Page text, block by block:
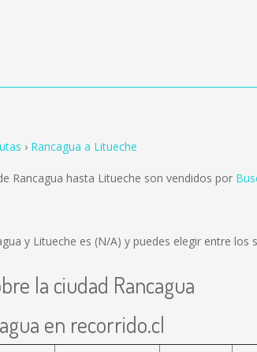
Rancagua a Litueche
Rancagua hasta Litueche son vendidos por
y Litueche es (N/A) y puedes elegir entre los
la ciudad Rancagua
en recorrido.cl